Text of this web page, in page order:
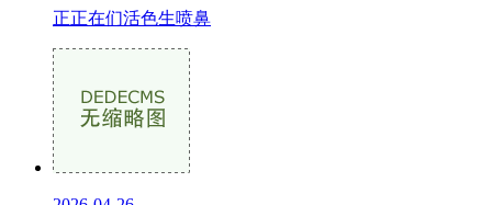
正正在们活色生喷鼻